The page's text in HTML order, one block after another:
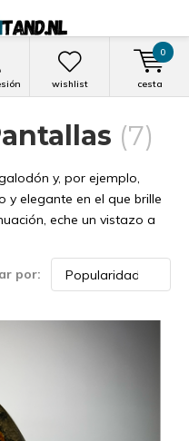
wishlist cesta
0
(7)
y, por ejemplo,
y elegante en el que brille
eche un vistazo a
por: